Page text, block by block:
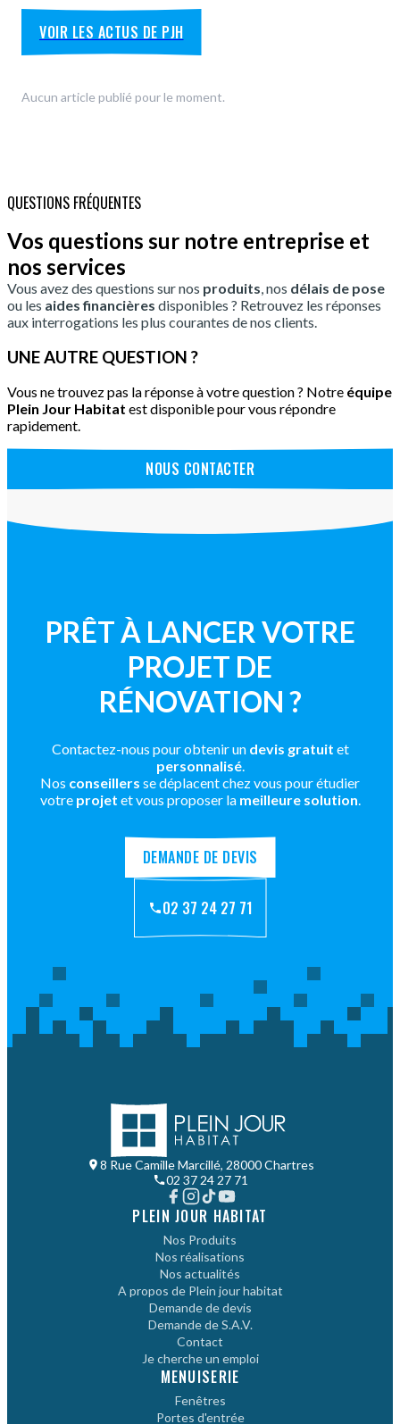
VOIR LES ACTUS DE PJH
Aucun article publié pour le moment.
QUESTIONS FRÉQUENTES
Vos questions sur notre entreprise et
nos services
Vous avez des questions sur nos produits, nos délais de pose
ou les aides financières disponibles ? Retrouvez les réponses
aux interrogations les plus courantes de nos clients.
UNE AUTRE QUESTION ?
Vous ne trouvez pas la réponse à votre question ? Notre équipe
Plein Jour Habitat est disponible pour vous répondre
rapidement.
NOUS CONTACTER
PRÊT À LANCER VOTRE
PROJET DE
RÉNOVATION ?
Contactez-nous pour obtenir un devis gratuit et
personnalisé.
Nos conseillers se déplacent chez vous pour étudier
votre projet et vous proposer la meilleure solution.
DEMANDE DE DEVIS
02 37 24 27 71
8 Rue Camille Marcillé, 28000 Chartres
02 37 24 27 71
PLEIN JOUR HABITAT
Nos Produits
Nos réalisations
Nos actualités
A propos de Plein jour habitat
Demande de devis
Demande de S.A.V.
Contact
Je cherche un emploi
MENUISERIE
Fenêtres
Portes d'entrée